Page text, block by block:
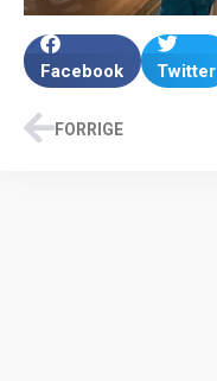
Facebook Twitter
FORRIGE